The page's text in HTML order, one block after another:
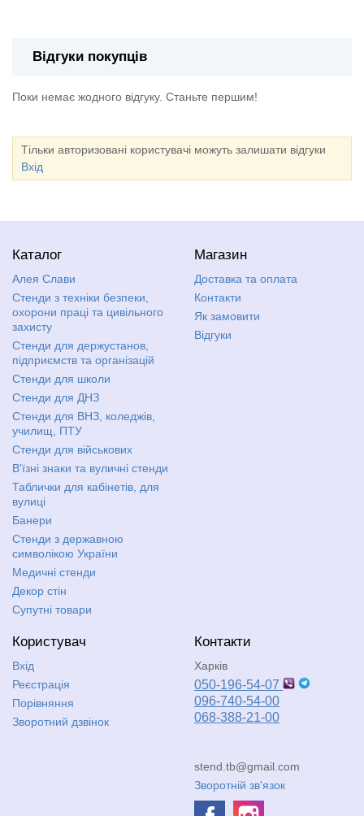
Відгуки покупців
Поки немає жодного відгуку. Станьте першим!
Тільки авторизовані користувачі можуть залишати відгуки
Вхід
Каталог
Алея Слави
Стенди з техніки безпеки,
охорони праці та цивільного
захисту
Стенди для держустанов,
підприємств та організацій
Стенди для школи
Стенди для ДНЗ
Стенди для ВНЗ, коледжів,
училищ, ПТУ
Стенди для військових
В'їзні знаки та вуличні стенди
Таблички для кабінетів, для
вулиці
Банери
Стенди з державною
символікою України
Медичні стенди
Декор стін
Супутні товари
Магазин
Доставка та оплата
Контакти
Як замовити
Відгуки
Користувач
Вхід
Реєстрація
Порівняння
Зворотний дзвінок
Контакти
Харків
050-196-54-07
096-740-54-00
068-388-21-00
stend.tb@gmail.com
Зворотній зв'язок